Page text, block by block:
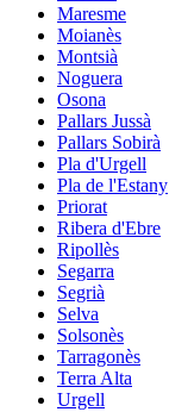
Maresme
Moianès
Montsià
Noguera
Osona
Pallars Jussà
Pallars Sobirà
Pla d'Urgell
Pla de l'Estany
Priorat
Ribera d'Ebre
Ripollès
Segarra
Segrià
Selva
Solsonès
Tarragonès
Terra Alta
Urgell